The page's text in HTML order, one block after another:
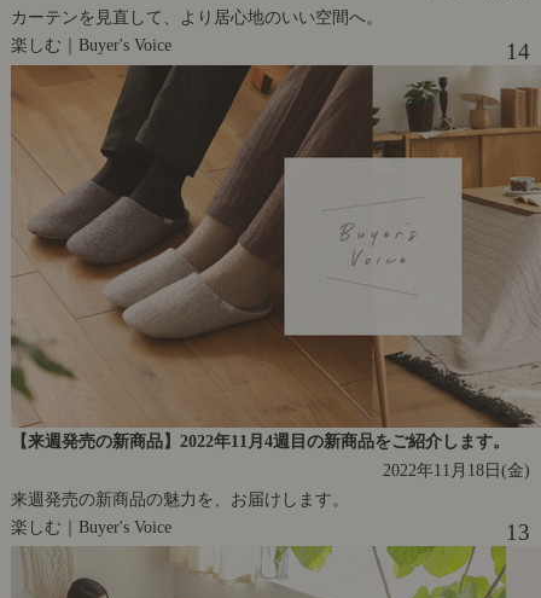
カーテンを見直して、より居心地のいい空間へ。
楽しむ｜Buyer's Voice
14
【来週発売の新商品】2022年11月4週目の新商品をご紹介します。
2022年11月18日(金)
来週発売の新商品の魅力を、お届けします。
楽しむ｜Buyer's Voice
13